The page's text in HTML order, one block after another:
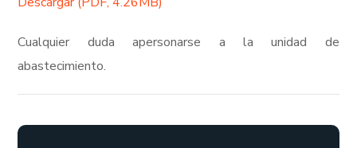
Cualquier duda apersonarse a la unidad de
abastecimiento.